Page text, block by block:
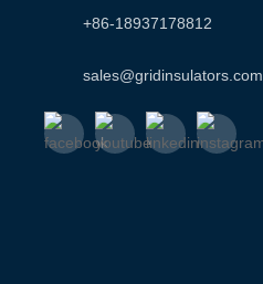
+86-18937178812
sales@gridinsulators.com